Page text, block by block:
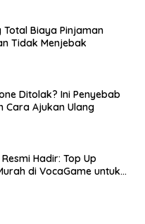
Total Biaya Pinjaman
Tidak Menjebak
Ditolak? Ini Penyebab
Cara Ajukan Ulang
Hadir: Top Up
di VocaGame untuk